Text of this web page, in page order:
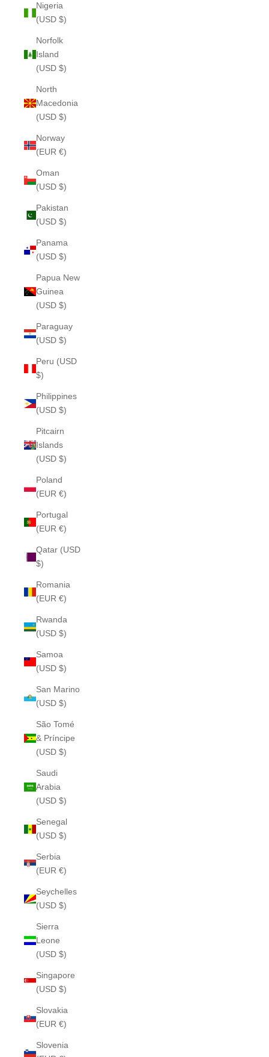
Nigeria
(USD $)
Norfolk
Island
(USD $)
North
Macedonia
(USD $)
Norway
(EUR €)
Oman
(USD $)
Pakistan
(USD $)
Panama
(USD $)
Papua New
Guinea
(USD $)
Paraguay
(USD $)
Peru (USD
$)
Philippines
(USD $)
Pitcairn
Islands
(USD $)
Poland
(EUR €)
Portugal
(EUR €)
Qatar (USD
$)
Romania
(EUR €)
Rwanda
(USD $)
Samoa
(USD $)
San Marino
(USD $)
São Tomé
& Príncipe
(USD $)
Saudi
Arabia
(USD $)
Senegal
(USD $)
Serbia
(EUR €)
Seychelles
(USD $)
Sierra
Leone
(USD $)
Singapore
(USD $)
Slovakia
(EUR €)
Slovenia